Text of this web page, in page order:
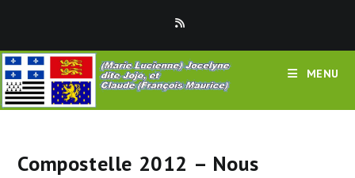
content
MENU
Compostelle 2012 – Nous